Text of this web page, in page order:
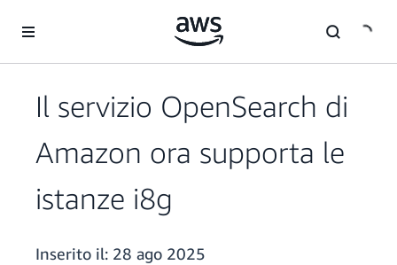
Il servizio OpenSearch di
Amazon ora supporta le
istanze i8g
Inserito il: 28 ago 2025